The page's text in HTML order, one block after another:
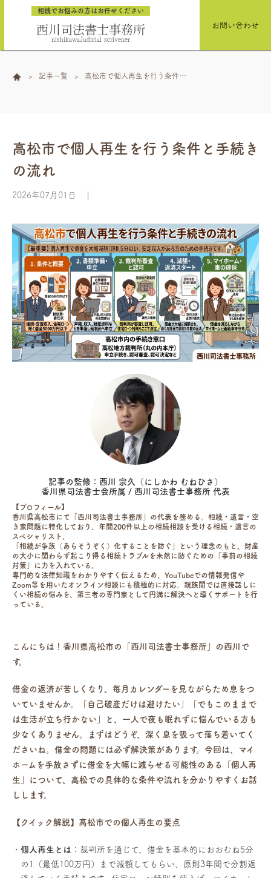
相続でお悩みの方はお任せください
西川司法書士事務所
nishikawaJudicial scrivener
お問い合わせ
記事一覧
高松市で個人再生を行う条件と
高松市で個人再生を行う条件と手続き
の流れ
2026年07月01日
記事の監修：西川 宗久（にしかわ むねひさ）
香川県司法書士会所属 / 西川司法書士事務所 代表
【プロフィール】
香川県高松市にて「西川司法書士事務所」の代表を務める。相続・遺言・空
き家問題に特化しており、年間200件以上の相続相談を受ける相続・遺言の
スペシャリスト。
「相続が争族（あらそうぞく）化することを防ぐ」という理念のもと、財産
の大小に関わらず起こり得る相続トラブルを未然に防ぐための「事前の相続
対策」に力を入れている。
専門的な法律知識をわかりやすく伝えるため、YouTubeでの情報発信や
Zoom等を用いたオンライン相談にも積極的に対応。親族間では直接話しに
くい相続の悩みを、第三者の専門家として円満に解決へと導くサポートを行
っている。
こんにちは！香川県高松市の「西川司法書士事務所」の西川で
す。
借金の返済が苦しくなり、毎月カレンダーを見ながらため息をつ
いていませんか。「自己破産だけは避けたい」「でもこのままで
は生活が立ち行かない」と、一人で夜も眠れずに悩んでいる方も
少なくありません。まずはどうぞ、深く息を吸って落ち着いてく
ださいね。借金の問題には必ず解決策があります。今回は、マイ
ホームを手放さずに借金を大幅に減らせる可能性のある「個人再
生」について、高松での具体的な条件や流れを分かりやすくお話
しします。
【クイック解説】高松市での個人再生の要点
個人再生とは ：裁判所を通じて、借金を基本的におおむね5分
の1（最低100万円）まで減額してもらい、原則3年間で分割返